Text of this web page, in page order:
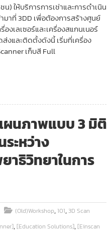
) ให้บริการการเช่าและการดำเนิน
าที่ 3DD เพื่อต้องการสร้างศูนย์
งเลเซอร์และเครื่องสแกนเนอร์
ส่งและติดตั้งดังนี้ เริ่มที่เครื่อง
เก็บสี Full
ผนภาพแบบ 3 มิติ
ะหว่าง
ธิวิทยาในการ
(Old)Workshop,101,3D Scan
,[Education Solutions],[Einscan